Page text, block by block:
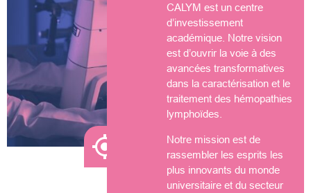
CALYM est un centre
d’investissement
académique. Notre vision
est d’ouvrir la voie à des
avancées transformatives
dans la caractérisation et le
traitement des hémopathies
lymphoïdes.
Notre mission est de
rassembler les esprits les
plus innovants du monde
universitaire et du secteur